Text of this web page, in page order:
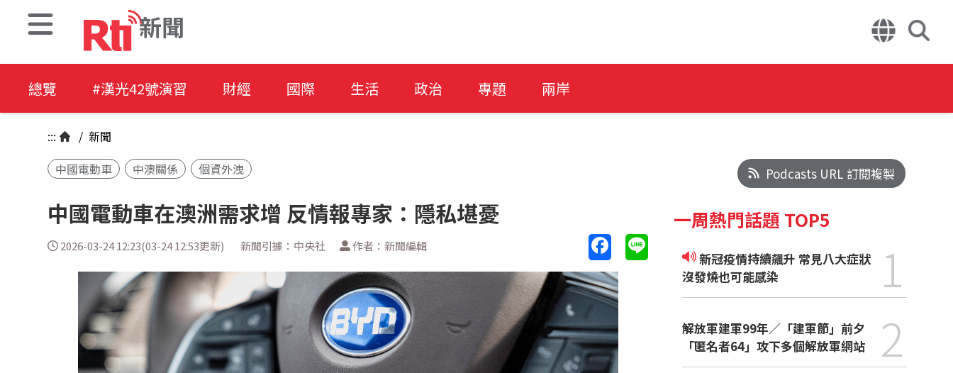
新聞
總覽 #漢光42號演習 財經 國際 生活 政治 專題 兩岸
::: / 新聞
中國電動車
中澳關係 個資外洩
中國電動車在澳洲需求增 反情報專家：隱私堪憂
2026-03-24 12:23(03-24 12:53更新) 新聞引據：中央社 作者：新聞編輯
Podcasts URL 訂閱複製
一周熱門話題 TOP5
新冠疫情持續飆升 常見八大症狀
沒發燒也可能感染
1
解放軍建軍99年／「建軍節」前夕
「匿名者64」攻下多個解放軍網站
2